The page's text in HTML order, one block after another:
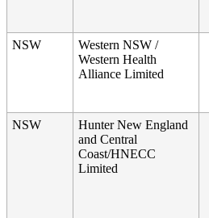
NSW Western NSW /
Western Health
Alliance Limited
NSW Hunter New England
and Central
Coast/HNECC
Limited